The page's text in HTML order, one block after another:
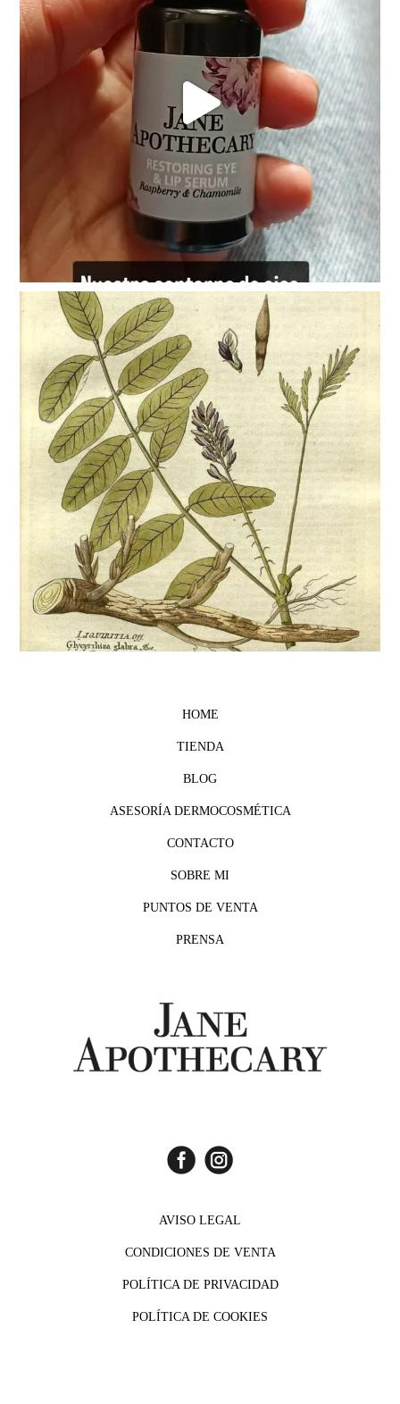
HOME
TIENDA
BLOG
ASESORÍA DERMOCOSMÉTICA
CONTACTO
SOBRE MI
PUNTOS DE VENTA
PRENSA
AVISO LEGAL
CONDICIONES DE VENTA
POLÍTICA DE PRIVACIDAD
POLÍTICA DE COOKIES